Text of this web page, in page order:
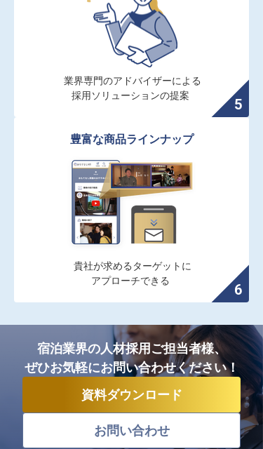
業界専門のアドバイザーによる
採用ソリューションの提案
豊富な商品ラインナップ
貴社が求めるターゲットに
アプローチできる
宿泊業界の人材採用ご担当者様、
ぜひお気軽にお問い合わせください！
お問い合わせ
資料ダウンロード